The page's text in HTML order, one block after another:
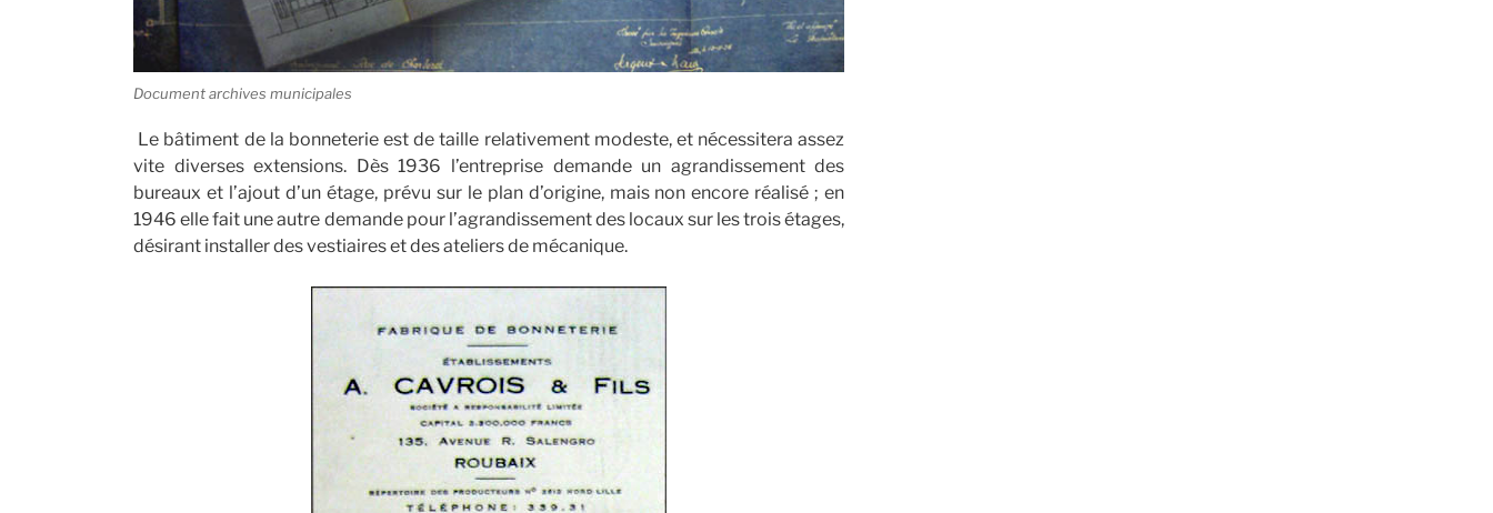
Document archives municipales
Le bâtiment de la bonneterie est de taille relativement modeste, et nécessitera assez
vite diverses extensions. Dès 1936 l’entreprise demande un agrandissement des
bureaux et l’ajout d’un étage, prévu sur le plan d’origine, mais non encore réalisé ; en
1946 elle fait une autre demande pour l’agrandissement des locaux sur les trois étages,
désirant installer des vestiaires et des ateliers de mécanique.